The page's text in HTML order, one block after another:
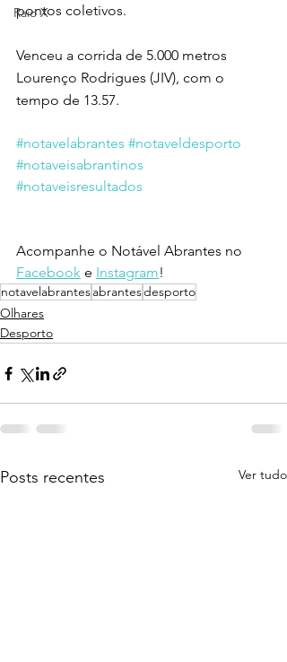
Raio X
pontos coletivos.
Venceu a corrida de 5.000 metros
Lourenço Rodrigues (JIV), com o
tempo de 13.57.
#notavelabrantes #notaveldesporto
#notaveisabrantinos
#notaveisresultados
Acompanhe o Notável Abrantes no
Facebook e Instagram!
notavelabrantesabrantesdesporto
Olhares
Desporto
Posts recentes Ver tudo